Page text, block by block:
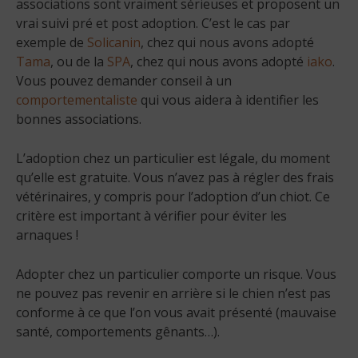
associations sont vraiment sérieuses et proposent un
vrai suivi pré et post adoption. C’est le cas par
exemple de Solicanin, chez qui nous avons adopté
Tama, ou de la SPA, chez qui nous avons adopté iako.
Vous pouvez demander conseil à un
comportementaliste qui vous aidera à identifier les
bonnes associations.
L’adoption chez un particulier est légale, du moment
qu’elle est gratuite. Vous n’avez pas à régler des frais
vétérinaires, y compris pour l’adoption d’un chiot. Ce
critère est important à vérifier pour éviter les
arnaques !
Adopter chez un particulier comporte un risque. Vous
ne pouvez pas revenir en arrière si le chien n’est pas
conforme à ce que l’on vous avait présenté (mauvaise
santé, comportements gênants…).